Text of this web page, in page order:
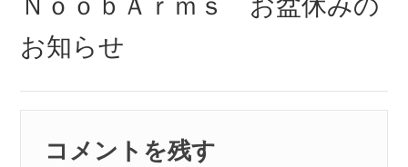
ー
シ
ョ
ン
post:
お知らせ
コメントを残す